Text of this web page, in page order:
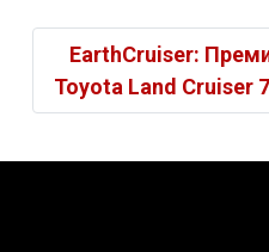
EarthCruiser:
Toyota Land Cruiser